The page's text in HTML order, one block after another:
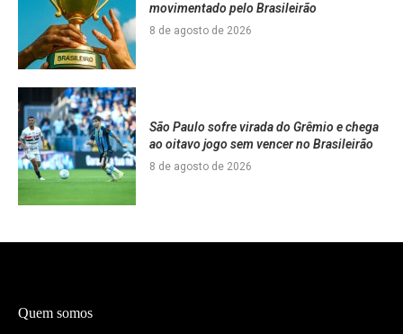
movimentado pelo Brasileirão
8 de agosto de 2026
São Paulo sofre virada do Grêmio e chega
ao oitavo jogo sem vencer no Brasileirão
8 de agosto de 2026
Quem somos